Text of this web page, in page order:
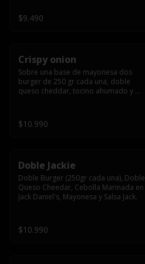
$9.490
Crispy onion
Sobre una base de mayonesa dos
burger de 250 gr cada una, doble
queso cheddar, tocino ahumado y
$10.990
Doble Jackie
Doble Burger (250gr cada una), Doble
Queso Cheedar, Cebolla Marinada en
Jack Daniel's, Mayonesa y Salsa Jack.
$10.990